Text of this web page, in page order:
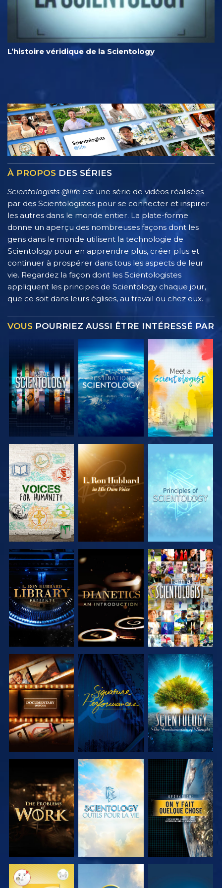
L’histoire véridique de la Scientology
À PROPOS DES SÉRIES
Scientologists @life est une série de vidéos réalisées
par des Scientologistes pour se connecter et inspirer
les autres dans le monde entier. La plate-forme
donne un aperçu des nombreuses façons dont les
gens dans le monde utilisent la technologie de
Scientology pour en apprendre plus, créer plus et
continuer à prospérer dans tous les aspects de leur
vie. Regardez la façon dont les Scientologistes
appliquent les principes de Scientology chaque jour,
que ce soit dans leurs églises, au travail ou chez eux.
VOUS POURRIEZ AUSSI ÊTRE INTÉRESSÉ PAR
DÉCOUVRIR
LES SÉRIES
DÉCOUVRIR
LES SÉRIES
DÉCOUVRIR
LES SÉRIES
DÉCOUVRIR
LES SÉRIES
DÉCOUVRIR
LES SÉRIES
REGARDER
DÉCOUVRIR
LES SÉRIES
REGARDER
DÉCOUVRIR
LES SÉRIES
DÉCOUVRIR
LES SÉRIES
DÉCOUVRIR
LES SÉRIES
REGARDER